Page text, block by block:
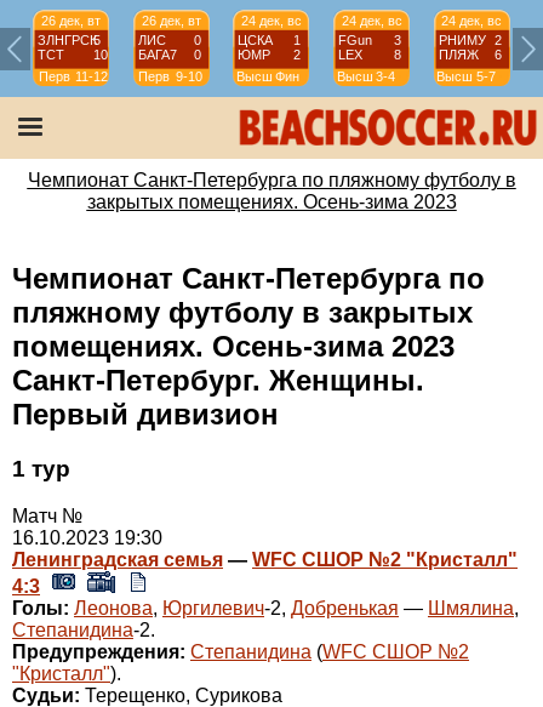
26 дек, вт
ЗЛНГРСК5
ТСТ
10
Перв 11-12
26 дек, вт
ЛИС
0
БАГА7
0
Перв 9-10
24 дек, вс
ЦСКА
1
ЮМР
2
Высш Фин
24 дек, вс
FGun
3
LEX
8
Высш 3-4
24 дек, вс
РНИМУ
2
ПЛЯЖ
6
Высш 5-7
Чемпионат Санкт-Петербурга по пляжному футболу в
закрытых помещениях. Осень-зима 2023
Чемпионат Санкт-Петербурга по
пляжному футболу в закрытых
помещениях. Осень-зима 2023
Санкт-Петербург. Женщины.
Первый дивизион
1 тур
Матч №
16.10.2023 19:30
Ленинградская семья — WFC СШОР №2 "Кристалл"
4:3
Голы: Леонова, Юргилевич-2, Добренькая — Шмялина,
Степанидина-2.
Предупреждения: Степанидина (WFC СШОР №2
"Кристалл").
Судьи: Терещенко, Сурикова